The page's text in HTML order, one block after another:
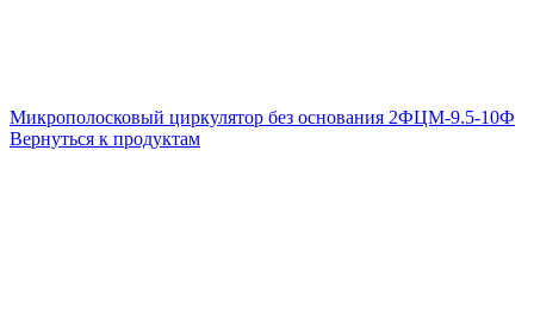
Микрополосковый циркулятор без основания 2ФЦМ-9.5-10Ф
Вернуться к продуктам